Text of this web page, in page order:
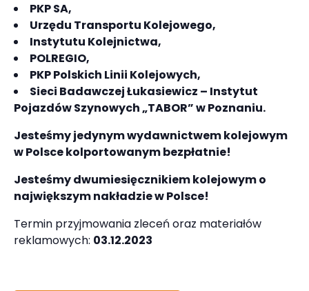
PKP SA,
Urzędu Transportu Kolejowego,
Instytutu Kolejnictwa,
POLREGIO,
PKP Polskich Linii Kolejowych,
Sieci Badawczej Łukasiewicz – Instytut
Pojazdów Szynowych „TABOR” w Poznaniu.
Jesteśmy jedynym wydawnictwem kolejowym
w Polsce kolportowanym bezpłatnie!
Jesteśmy dwumiesięcznikiem kolejowym o
największym nakładzie w Polsce!
Termin przyjmowania zleceń oraz materiałów
reklamowych: 03.12.2023